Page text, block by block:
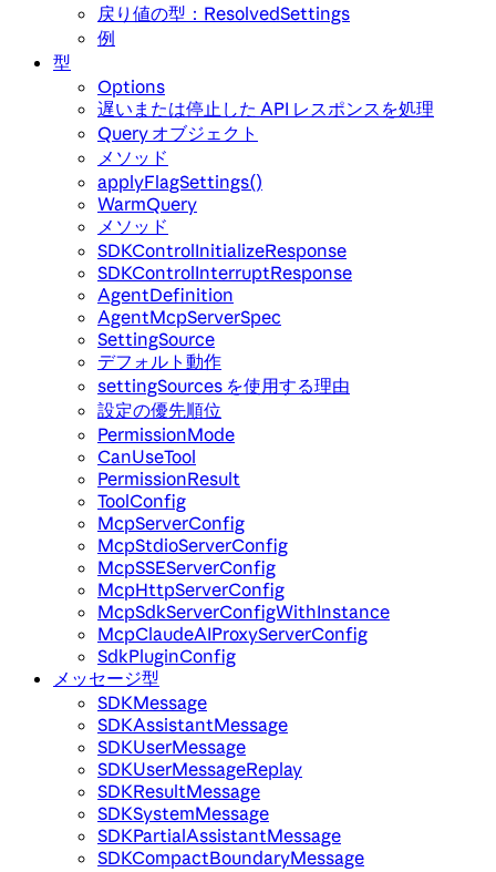
戻り値の型：ResolvedSettings
例
型
Options
遅いまたは停止した API レスポンスを処理
Query オブジェクト
メソッド
applyFlagSettings()
WarmQuery
メソッド
SDKControlInitializeResponse
SDKControlInterruptResponse
AgentDefinition
AgentMcpServerSpec
SettingSource
デフォルト動作
settingSources を使用する理由
設定の優先順位
PermissionMode
CanUseTool
PermissionResult
ToolConfig
McpServerConfig
McpStdioServerConfig
McpSSEServerConfig
McpHttpServerConfig
McpSdkServerConfigWithInstance
McpClaudeAIProxyServerConfig
SdkPluginConfig
メッセージ型
SDKMessage
SDKAssistantMessage
SDKUserMessage
SDKUserMessageReplay
SDKResultMessage
SDKSystemMessage
SDKPartialAssistantMessage
SDKCompactBoundaryMessage